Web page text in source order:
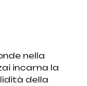
nella
incarna la
della